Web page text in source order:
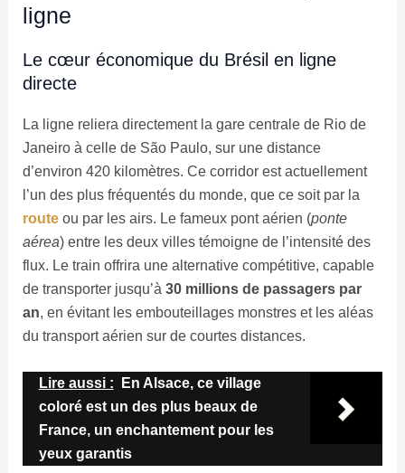
ligne
Le cœur économique du Brésil en ligne
directe
La ligne reliera directement la gare centrale de Rio de
Janeiro à celle de São Paulo, sur une distance
d’environ 420 kilomètres. Ce corridor est actuellement
l’un des plus fréquentés du monde, que ce soit par la
routeou par les airs. Le fameux pont aérien (ponte
aérea) entre les deux villes témoigne de l’intensité des
flux. Le train offrira une alternative compétitive, capable
de transporter jusqu’à 30 millions de passagers par
an, en évitant les embouteillages monstres et les aléas
du transport aérien sur de courtes distances.
Lire aussi :
En Alsace, ce village
coloré est un des plus beaux de
France, un enchantement pour les
yeux garantis